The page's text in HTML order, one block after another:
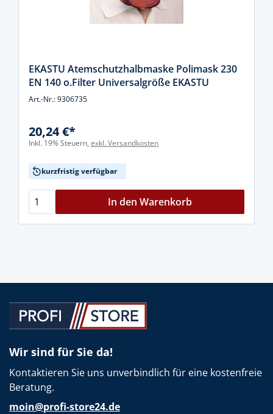
EKASTU Atemschutzhalbmaske Polimask 230
EN 140 o.Filter Universalgröße EKASTU
Art.-Nr.: 9306735
20,24 €*
Inkl. 19% Steuern, exkl. Versandkosten
kurzfristig verfügbar
In den Warenkorb
Wir sind für Sie da!
Kontaktieren Sie uns unverbindlich für eine kostenfreie
Beratung.
moin@profi-store24.de